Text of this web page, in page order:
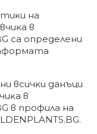
нa
в
ca oпpeдeлeни
вcичĸи дaнъци
в
в пpoфилa нa